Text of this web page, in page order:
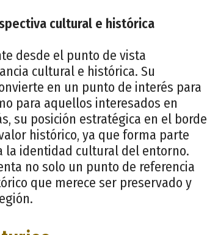
cultural e histórica
desde el punto de vista
cultural e histórica. Su
en un punto de interés para
para aquellos interesados en
su posición estratégica en el borde
histórico, ya que forma parte
la identidad cultural del entorno.
no solo un punto de referencia
que merece ser preservado y